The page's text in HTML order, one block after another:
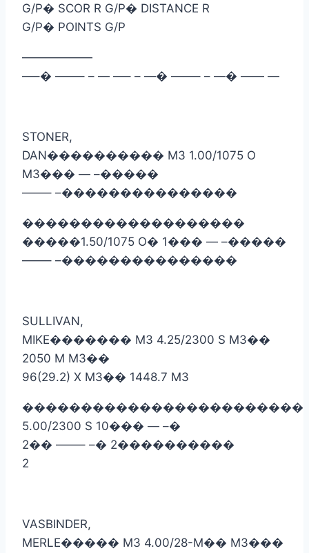
G/P� SCOR R G/P� DISTANCE R
G/P� POINTS G/P
——————
—–� ——– – — —– – —� ——– – —� —— —
STONER,
DAN���������� M3 1.00/1075 O
M3��� — –�����
——– –���������������
�������������������
�����1.50/1075 O� 1��� — –�����
——– –���������������
SULLIVAN,
MIKE������� M3 4.25/2300 S M3��
2050 M M3��
96(29.2) X M3�� 1448.7 M3
������������������������
5.00/2300 S 10��� — –�
2�� ——– –� 2����������
2
VASBINDER,
MERLE����� M3 4.00/28-M�� M3���